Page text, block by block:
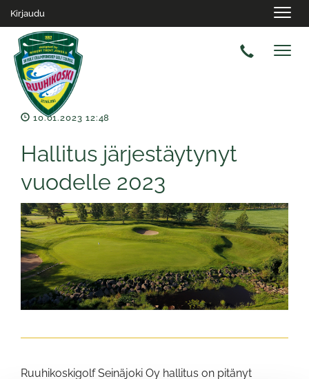
Kirjaudu
10.01.2023 12:48
Hallitus järjestäytynyt
vuodelle 2023
Ruuhikoskigolf Seinäjoki Oy hallitus on pitänyt